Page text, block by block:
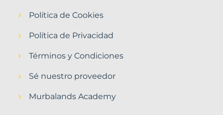
Política de Cookies
Política de Privacidad
Términos y Condiciones
Sé nuestro proveedor
Murbalands Academy